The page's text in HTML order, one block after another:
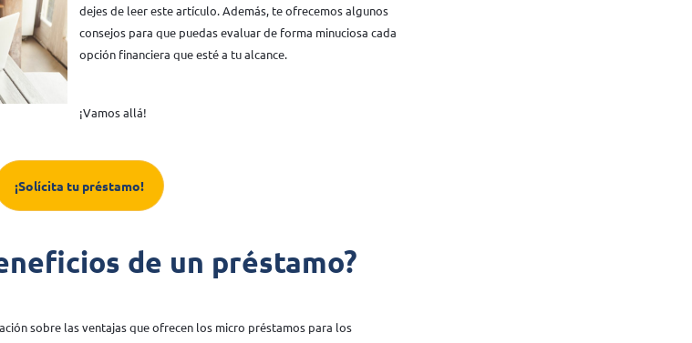
dejes de leer este artículo. Además, te ofrecemos algunos
consejos para que puedas evaluar de forma minuciosa cada
opción financiera que esté a tu alcance.
¡Vamos allá!
¡Solícita tu préstamo!
de un préstamo?
sobre las ventajas que ofrecen los micro préstamos para los